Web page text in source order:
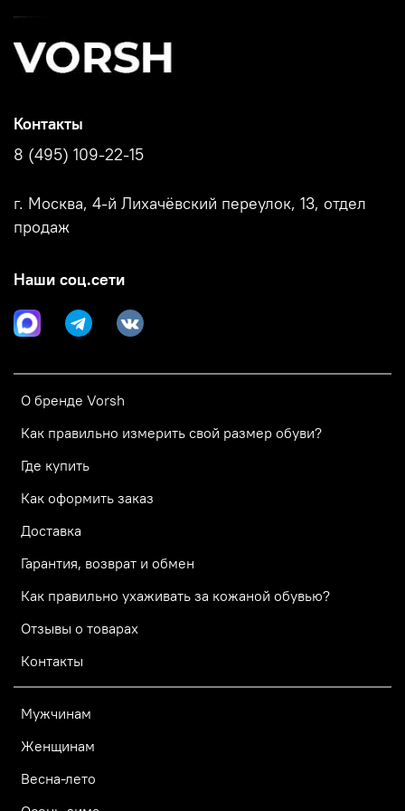
О бренде Vorsh
Как правильно измерить свой размер обуви?
Где купить
Как оформить заказ
Доставка
Гарантия, возврат и обмен
Как правильно ухаживать за кожаной обувью?
Отзывы о товарах
Контакты
Мужчинам
Женщинам
Весна-лето
Контакты
8 (495) 109-22-15
г. Москва, 4-й Лихачёвский переулок, 13, отдел
продаж
Наши соц.сети